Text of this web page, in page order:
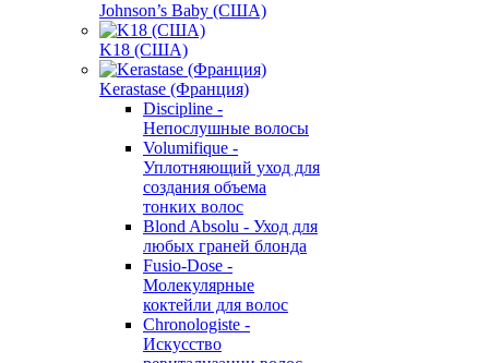
Johnson’s Baby (США)
K18 (США)
Kerastase (Франция)
Discipline -
Непослушные волосы
Volumifique -
Уплотняющий уход для
создания объема
тонких волос
Blond Absolu - Уход для
любых граней блонда
Fusio-Dose -
Молекулярные
коктейли для волос
Chronologiste -
Искусство